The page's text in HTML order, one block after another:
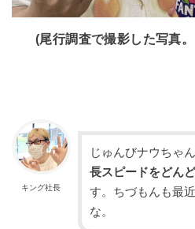
(尾行調査で撮影した写真
キング社長
じゅんびナウちゃ
長スピードをどん
す。ちづもんも最
な。